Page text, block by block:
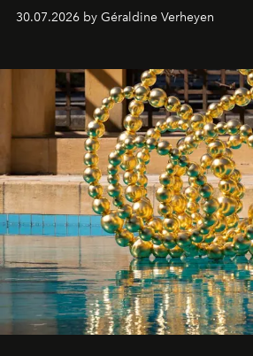
30.07.2026 by Géraldine Verheyen